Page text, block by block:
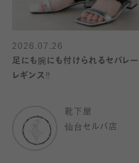
2026.07.26
足にも腕にも付けられるセパレー
レギンス‼️
靴下屋
仙台セルバ店